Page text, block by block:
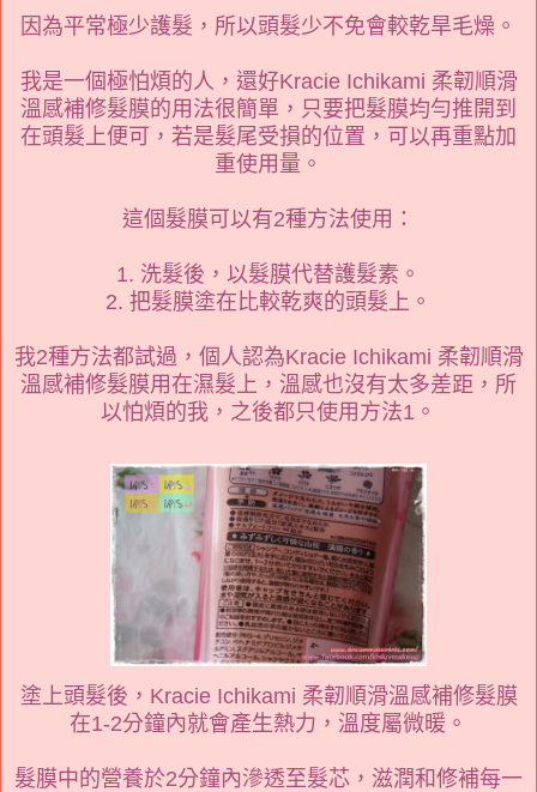
因為平常極少護髮，所以頭髮少不免會較乾旱毛燥。
我是一個極怕煩的人，還好Kracie Ichikami 柔韌順滑
溫感補修髮膜的用法很簡單，只要把髮膜均勻推開到
在頭髮上便可，若是髮尾受損的位置，可以再重點加
重使用量。
這個髮膜可以有2種方法使用：
1. 洗髮後，以髮膜代替護髮素。
2. 把髮膜塗在比較乾爽的頭髮上。
我2種方法都試過，個人認為Kracie Ichikami 柔韌順滑
溫感補修髮膜用在濕髮上，溫感也沒有太多差距，所
以怕煩的我，之後都只使用方法1。
塗上頭髮後，Kracie Ichikami 柔韌順滑溫感補修髮膜
在1-2分鐘內就會產生熱力，溫度屬微暖。
髮膜中的營養於2分鐘內滲透至髮芯，滋潤和修補每一